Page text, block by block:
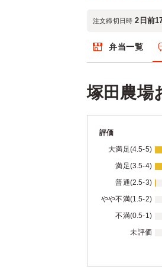
注文締切日時 2日前
弁当一覧
塚田農場
評価
大満足(4.5-5)
満足(3.5-4)
普通(2.5-3)
やや不満(1.5-2)
不満(0.5-1)
未評価